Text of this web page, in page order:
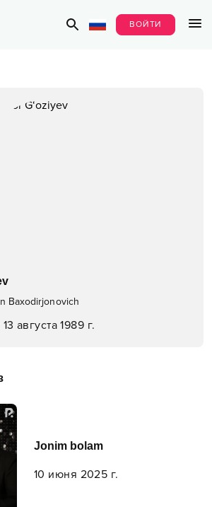
ВОЙТИ
Baxodirjonovich
13 августа 1989 г.
Jonim bolam
10 июня 2025 г.